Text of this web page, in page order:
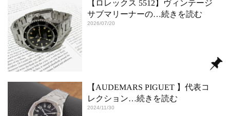
【ロレックス 5512】ヴィンテージ
サブマリーナーの…続きを読む
2026/07/20
【AUDEMARS PIGUET 】代表コ
レクション…続きを読む
2024/11/30